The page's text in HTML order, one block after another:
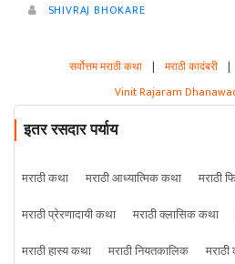
SHIVRAJ BHOKARE
सर्वोत्तम मराठी कथा | मराठी कादंबरी |
Vinit Rajaram
इतर रसदार पर्याय
मराठी कथा मराठी आध्यात्मिक कथा
मराठी
मराठी प्रेरणादायी कथा
मराठी क्लासिक कथा
मराठी हास्य कथा
मराठी नियतकालिक मराठी